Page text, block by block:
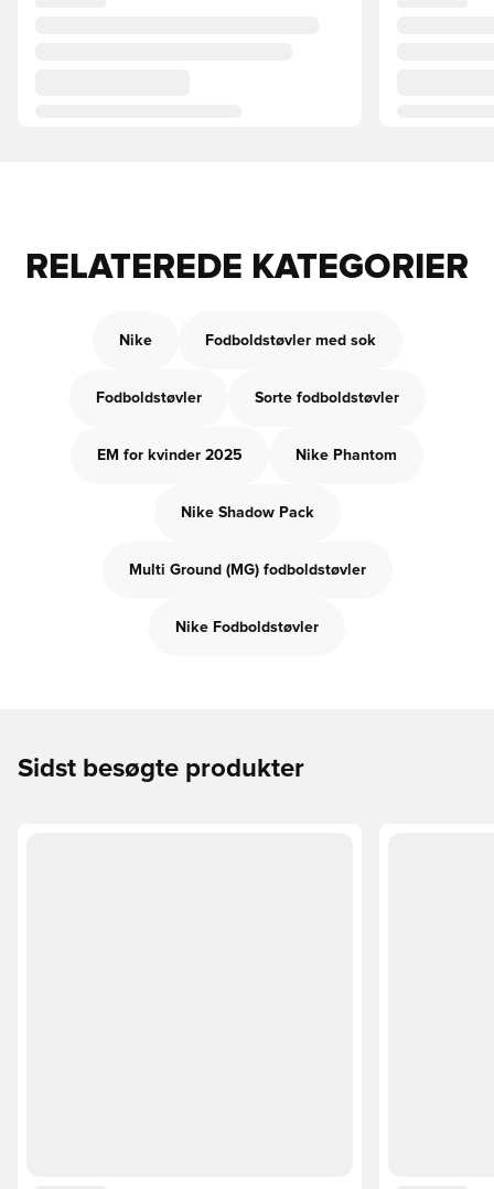
RELATEREDE KATEGORIER
Nike Fodboldstøvler med sok
Fodboldstøvler Sorte fodboldstøvler
EM for kvinder 2025 Nike Phantom
Nike Shadow Pack
Multi Ground (MG) fodboldstøvler
Nike Fodboldstøvler
Sidst besøgte produkter